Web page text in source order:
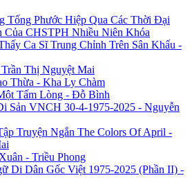
Tống Phước Hiệp Qua Các Thời Đại
Của CHSTPH Nhiều Niên Khóa
Ca Sĩ Trung Chỉnh Trên Sân Khấu -
Thị Nguyệt Mai
Thừa - Kha Ly Chàm
Tấm Lòng - Đỗ Bình
Sản VNCH 30-4-1975-2025 - Nguyễn
Truyện Ngắn The Colors Of April -
- Triều Phong
Di Dân Gốc Việt 1975-2025 (Phần II) -